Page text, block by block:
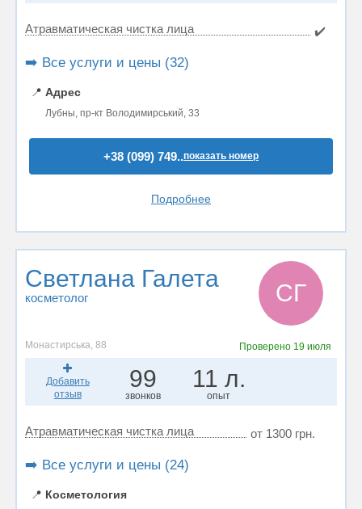
Атравматическая чистка лица ✔️
➡️ Все услуги и цены (32)
📍 Адрес
Лубны, пр-кт Володимирський, 33
+38 (099) 749..показать номер
Подробнее
Светлана Галета
косметолог СГ
Монастирська, 88 Проверено 19 июля
Добавить
отзыв
99
звонков
11 л.
опыт
Атравматическая чистка лица от 1300 грн.
➡️ Все услуги и цены (24)
📍 Косметология